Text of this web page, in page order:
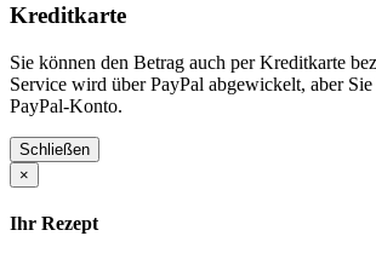
Kreditkarte
Sie können den Betrag auch per Kreditkarte
Service wird über PayPal abgewickelt, aber
PayPal-Konto.
Schließen
×
Ihr Rezept